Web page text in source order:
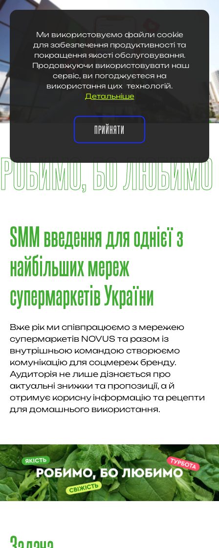
Ми використовуємо файли cookie
для забезпечення продуктивності та
покращення якості обслуговування.
Продовжуючи використовувати наш
сервіс, ви погоджуєтеся на
використання цих технологій.
Детальніше
ПРИЙНЯТИ
РОБИМО, БО ЛЮБИМО
SMM введення для однієї з
найбільших мереж
супермаркетів України
Вже рік ми співпрацюємо з мережею
супермаркетів NOVUS та разом із
внутрішньою командою створюємо
комунікацію для соцмереж бренду.
Аудиторія не лише дізнається про
актуальні знижки та пропозиції, а й
отримує корисну інформацію та рецепти
для домашнього використання.